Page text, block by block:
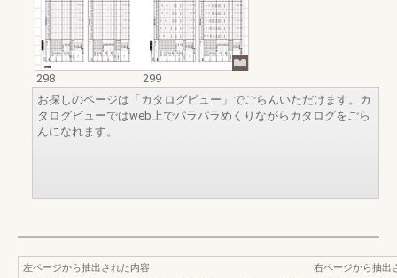
298
299
お探しのページは「カタログビュー」でごらんいただけます。カ
タログビューではweb上でパラパラめくりながらカタログをごら
んになれます。
左ページから抽出された内容
右ページから抽出